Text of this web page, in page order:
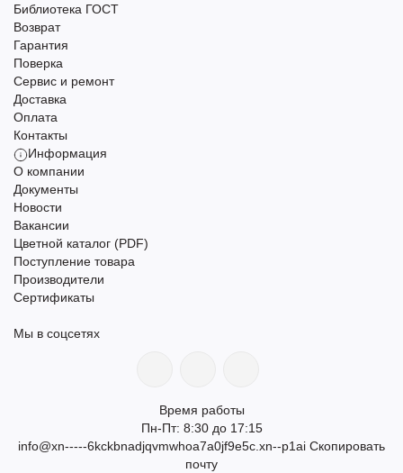
Библиотека ГОСТ
Возврат
Гарантия
Поверка
Сервис и ремонт
Доставка
Оплата
Контакты
Информация
О компании
Документы
Новости
Вакансии
Цветной каталог (PDF)
Поступление товара
Производители
Сертификаты
Мы в соцсетях
Время работы
Пн-Пт: 8:30 до 17:15
info@xn-----6kckbnadjqvmwhoa7a0jf9e5c.xn--p1ai Скопировать
почту